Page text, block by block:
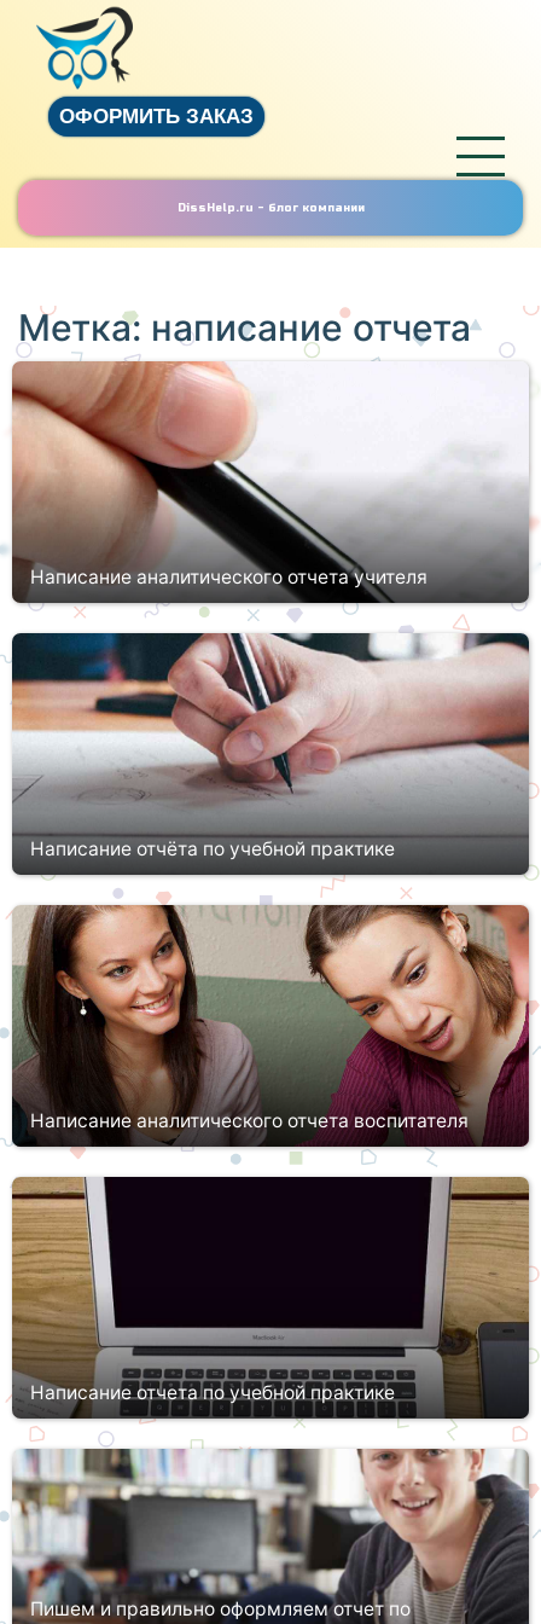
ОФОРМИТЬ ЗАКАЗ
DissHelp.ru - блог компании
Метка: написание отчета
Написание аналитического отчета учителя
Каждый учитель должен подтверждать свою квалификацию.
Для этого ему придется не просто проходить специальные
курсы, но и заниматься самоанализом, учитывать проблемы и
ошибки, имеющ...
Написание отчёта по учебной практике
Неважно, какую специальность и ступень образования
осваивает студент. В его программе профессиональной
подготовке будет присутствовать как минимум три
составляющие: теоретическая, ...
Написание аналитического отчета воспитателя
Воспитатель – одна из уникальнейших профессий,
способствующих воспитанию и развитию детей. Именно этот
человек проводит большую часть времени с малышами, пока
родители заняты на ра...
Написание отчета по учебной практике
В ходе обучения в ВУЗе каждый студент должен получить не
только теоретические знания, но и реальные навыки, которыми
он сможет пользоваться по окончании. Получить первые
представле...
Пишем и правильно оформляем отчет по